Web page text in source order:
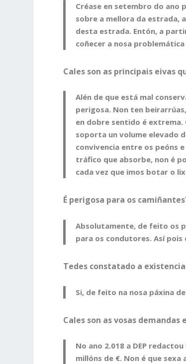
Créase en setembro do ano
sobre a mellora da estrada,
desta estrada. Entón, a
coñecer a nosa
Cales son as principais eivas
Alén de que está mal
perigosa. Non ten
en dobre sentido é extrema.
soporta un volume elevado
convivencia entre os peóns
tráfico que absorbe, non é
cada vez que imos botar o
É perigosa para os
Absolutamente, de feito os
para os condutores. Así
Tedes constatado a
Si, de feito na nosa páxina
Cales son as vosas demandas
No ano 2.018 a DEP
millóns de €. Non é que